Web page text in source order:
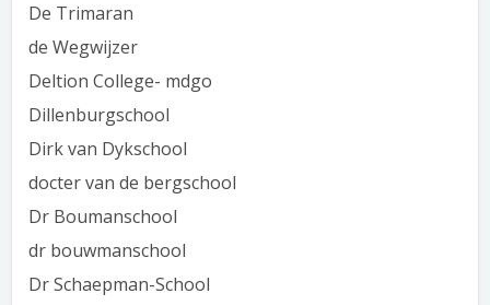
De Trimaran
de Wegwijzer
Deltion College- mdgo
Dillenburgschool
Dirk van Dykschool
docter van de bergschool
Dr Boumanschool
dr bouwmanschool
Dr Schaepman-School